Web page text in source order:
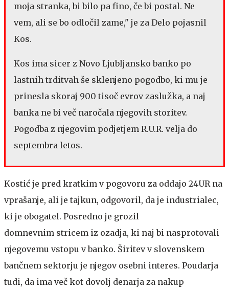
moja stranka, bi bilo pa fino, če bi postal. Ne
vem, ali se bo odločil zame," je za Delo pojasnil
Kos.
Kos ima sicer z Novo Ljubljansko banko po
lastnih trditvah še sklenjeno pogodbo, ki mu je
prinesla skoraj 900 tisoč evrov zaslužka, a naj
banka ne bi več naročala njegovih storitev.
Pogodba z njegovim podjetjem R.U.R. velja do
septembra letos.
Kostić je pred kratkim v pogovoru za oddajo 24UR na
vprašanje, ali je tajkun, odgovoril, da je industrialec,
ki je obogatel. Posredno je grozil
domnevnim stricem iz ozadja, ki naj bi nasprotovali
njegovemu vstopu v banko. Širitev v slovenskem
bančnem sektorju je njegov osebni interes. Poudarja
tudi, da ima več kot dovolj denarja za nakup